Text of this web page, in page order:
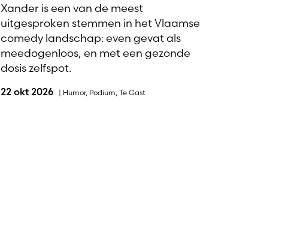
Xander is een van de meest
uitgesproken stemmen in het Vlaamse
comedy landschap: even gevat als
meedogenloos, en met een gezonde
dosis zelfspot.
22 okt 2026 | Humor, Podium Te Gast